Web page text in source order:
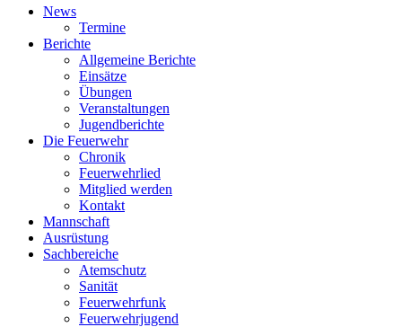
News
Termine
Berichte
Allgemeine Berichte
Einsätze
Übungen
Veranstaltungen
Jugendberichte
Die Feuerwehr
Chronik
Feuerwehrlied
Mitglied werden
Kontakt
Mannschaft
Ausrüstung
Sachbereiche
Atemschutz
Sanität
Feuerwehrfunk
Feuerwehrjugend